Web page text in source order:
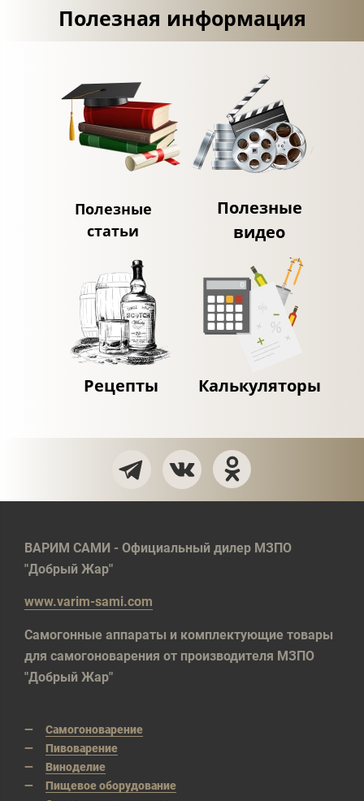
Полезная информация
Полезные
статьи
Полезные
видео
Рецепты Калькуляторы
ВАРИМ САМИ - Официальный дилер МЗПО
"Добрый Жар"
www.varim-sami.com
Самогонные аппараты и комплектующие товары
для самогоноварения от производителя МЗПО
"Добрый Жар"
Самогоноварение
Пивоварение
Виноделие
Пищевое оборудование